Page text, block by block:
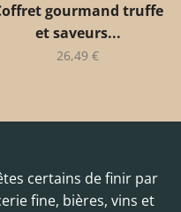
gourmand truffe
et saveurs...
26,49 €
certains de finir par
fine, bières, vins et